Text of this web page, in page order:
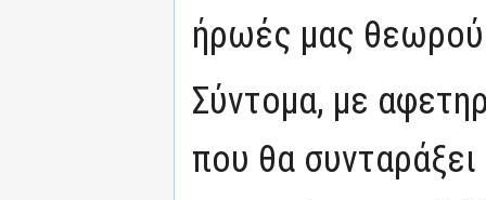
ήρωές μας
Σύντομα, με
που θα